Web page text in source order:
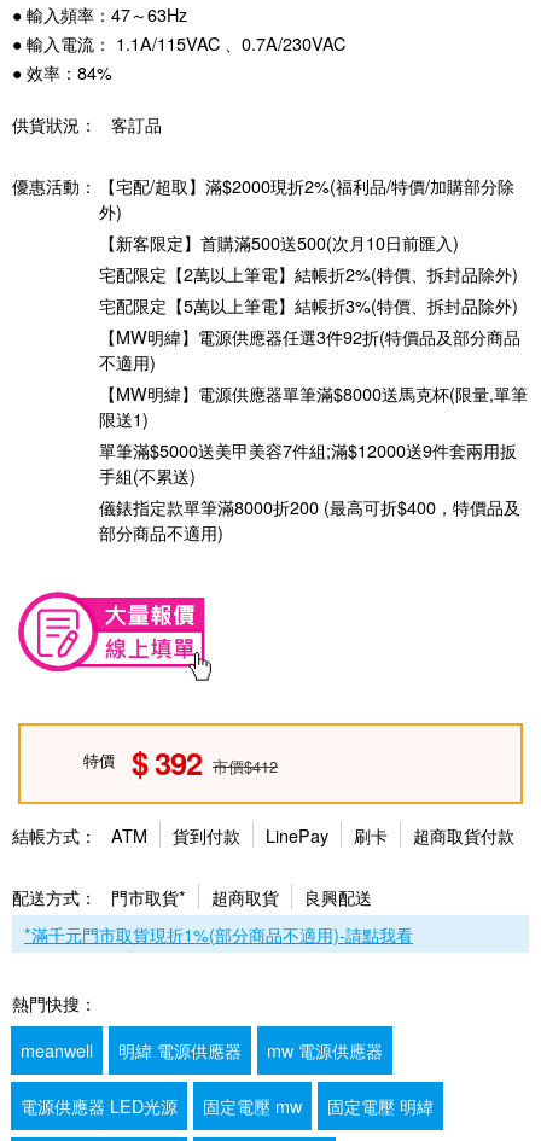
● 輸入頻率：47～63Hz
● 輸入電流： 1.1A/115VAC 、0.7A/230VAC
● 效率：84%
供貨狀況： 客訂品
優惠活動：
【宅配/超取】滿$2000現折2%(福利品/特價/加購部分除
外)
【新客限定】首購滿500送500(次月10日前匯入)
宅配限定【2萬以上筆電】結帳折2%(特價、拆封品除外)
宅配限定【5萬以上筆電】結帳折3%(特價、拆封品除外)
【MW明緯】電源供應器任選3件92折(特價品及部分商品
不適用)
【MW明緯】電源供應器單筆滿$8000送馬克杯(限量,單筆
限送1)
單筆滿$5000送美甲美容7件組;滿$12000送9件套兩用扳
手組(不累送)
儀錶指定款單筆滿8000折200 (最高可折$400，特價品及
部分商品不適用)
特價 392 市價$412
結帳方式： ATM 貨到付款 LinePay 刷卡 超商取貨付款
配送方式： 門市取貨* 超商取貨
良興配送
*滿千元門市取貨現折1%(部分商品不適用)-請點我看
熱門快搜：
meanwell
明緯 電源供應器 mw 電源供應器
電源供應器 LED光源 固定電壓 mw 固定電壓 明緯